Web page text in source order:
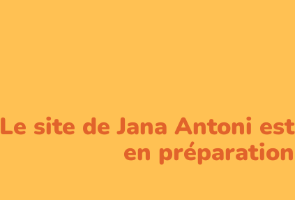
Le site de Jana Antoni est
en préparation